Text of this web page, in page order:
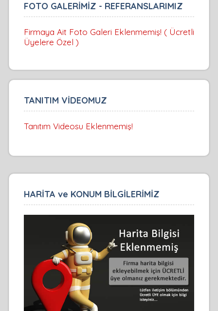
FOTO GALERİMİZ - REFERANSLARIMIZ
Firmaya Ait Foto Galeri Eklenmemiş! ( Ücretli
Üyelere Özel )
TANITIM VİDEOMUZ
Tanıtım Videosu Eklenmemiş!
HARİTA ve KONUM BİLGİLERİMİZ